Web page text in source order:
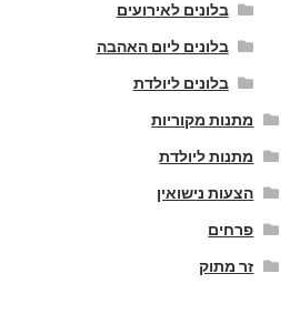
בלונים לאירועים
בלונים ליום האהבה
בלונים ליולדת
מתנות מקוריות
מתנות ליולדת
הצעות נישואין
פרחים
זר מתוק